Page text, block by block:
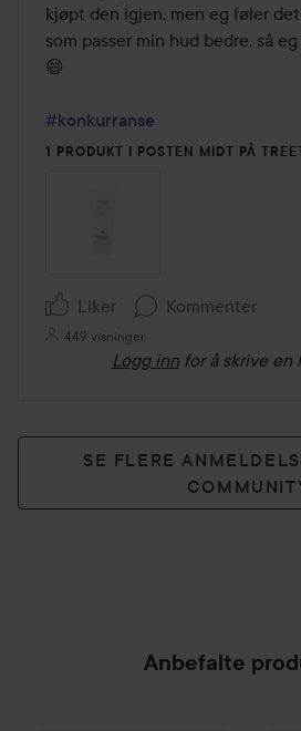
kjøpt den igjen, men eg føler
som passer min hud bedre, så
😄
#konkurranse
1 PRODUKT I POSTEN MIDT PÅ
Liker Kommenter
449 visninger
Logg inn for å skrive en
SE FLERE
Anbefalte